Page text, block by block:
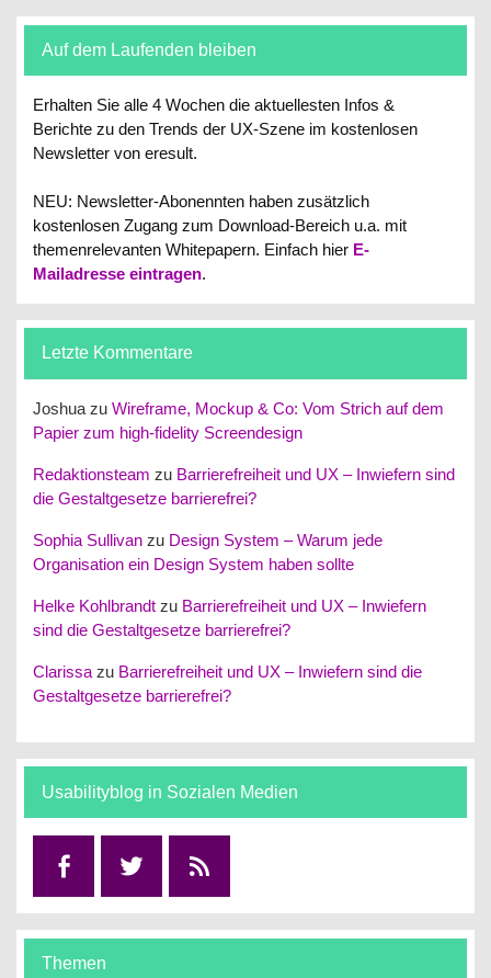
Auf dem Laufenden bleiben
Erhalten Sie alle 4 Wochen die aktuellesten Infos &
Berichte zu den Trends der UX-Szene im kostenlosen
Newsletter von eresult.
NEU: Newsletter-Abonennten haben zusätzlich
kostenlosen Zugang zum Download-Bereich u.a. mit
themenrelevanten Whitepapern. Einfach hier E-
Mailadresse eintragen.
Letzte Kommentare
Joshua zuWireframe, Mockup & Co: Vom Strich auf dem
Papier zum high-fidelity Screendesign
Redaktionsteam zu Barrierefreiheit und UX – Inwiefern sind
die Gestaltgesetze barrierefrei?
Sophia Sullivan zu Design System – Warum jede
Organisation ein Design System haben sollte
Helke Kohlbrandt zu Barrierefreiheit und UX – Inwiefern
sind die Gestaltgesetze barrierefrei?
Clarissa zu Barrierefreiheit und UX – Inwiefern sind die
Gestaltgesetze barrierefrei?
Usabilityblog in Sozialen Medien
Themen